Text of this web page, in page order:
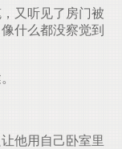
又听见了房门被
什么都没察觉到
他用自己卧室里